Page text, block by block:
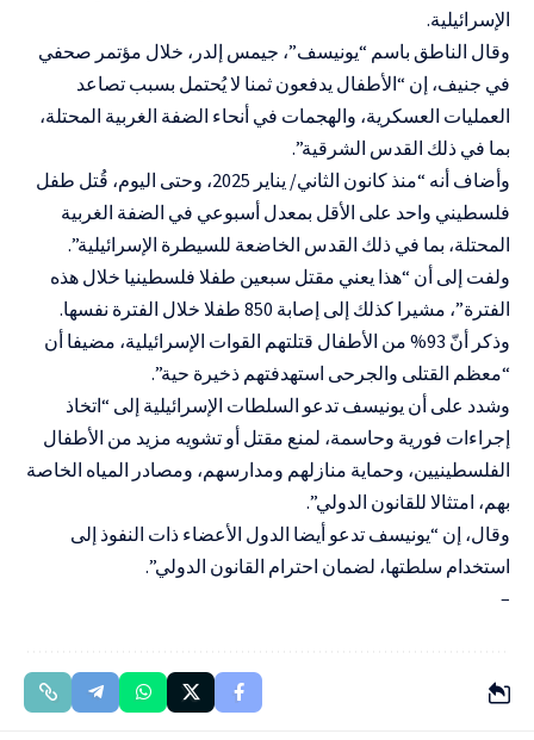
الإسرائيلية.
وقال الناطق باسم “يونيسف”، جيمس إلدر، خلال مؤتمر صحفي
في جنيف، إن “الأطفال يدفعون ثمنا لا يُحتمل بسبب تصاعد
العمليات العسكرية، والهجمات في أنحاء الضفة الغربية المحتلة،
بما في ذلك القدس الشرقية”.
وأضاف أنه “منذ كانون الثاني/ يناير 2025، وحتى اليوم، قُتل طفل
فلسطيني واحد على الأقل بمعدل أسبوعي في الضفة الغربية
المحتلة، بما في ذلك القدس الخاضعة للسيطرة الإسرائيلية”.
ولفت إلى أن “هذا يعني مقتل سبعين طفلا فلسطينيا خلال هذه
الفترة”، مشيرا كذلك إلى إصابة 850 طفلا خلال الفترة نفسها.
وذكر أنّ 93% من الأطفال قتلتهم القوات الإسرائيلية، مضيفا أن
“معظم القتلى والجرحى استهدفتهم ذخيرة حية”.
وشدد على أن يونيسف تدعو السلطات الإسرائيلية إلى “اتخاذ
إجراءات فورية وحاسمة، لمنع مقتل أو تشويه مزيد من الأطفال
الفلسطينيين، وحماية منازلهم ومدارسهم، ومصادر المياه الخاصة
بهم، امتثالا للقانون الدولي”.
وقال، إن “يونيسف تدعو أيضا الدول الأعضاء ذات النفوذ إلى
استخدام سلطتها، لضمان احترام القانون الدولي”.
–